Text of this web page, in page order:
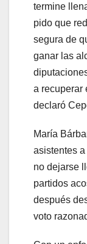
termine
pido que
segura de
ganar las
a recuperar
declaró
María
asistentes
no dejarse
partidos
después
voto